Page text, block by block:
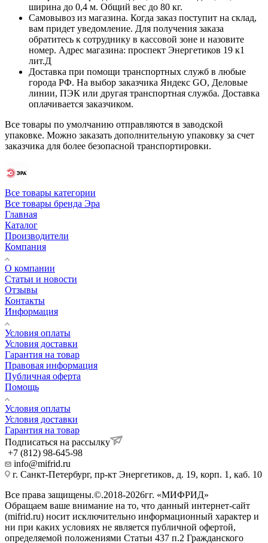
ширина до 0,4 м. Общий вес до 80 кг.
Самовывоз из магазина. Когда заказ поступит на склад,
вам придет уведомление. Для получения заказа
обратитесь к сотруднику в кассовой зоне и назовите
номер. Адрес магазина: проспект Энергетиков 19 к1
лит.Д
Доставка при помощи транспортных служб в любые
города РФ. На выбор заказчика Яндекс GO, Деловые
линии, ПЭК или другая транспортная служба. Доставка
оплачивается заказчиком.
Все товары по умолчанию отправляются в заводской
упаковке. Можно заказать дополнительную упаковку за счет
заказчика для более безопасной транспортировки.
Все товары категории
Все товары бренда Эра
Главная
Каталог
Производители
Компания
О компании
Статьи и новости
Отзывы
Контакты
Информация
Условия оплаты
Условия доставки
Гарантия на товар
Правовая информация
Публичная оферта
Помощь
Условия оплаты
Условия доставки
Гарантия на товар
Подписаться на рассылку
+7 (812) 98-645-98
info@mifrid.ru
г. Санкт-Петербург, пр-кт Энергетиков, д. 19, корп. 1, каб. 10
Все права защищены.©.2018-2026гг. «МИФРИД»
Обращаем ваше внимание на то, что данный интернет-сайт
(mifrid.ru) носит исключительно информационный характер и
ни при каких условиях не является публичной офертой,
определяемой положениями Статьи 437 п.2 Гражданского